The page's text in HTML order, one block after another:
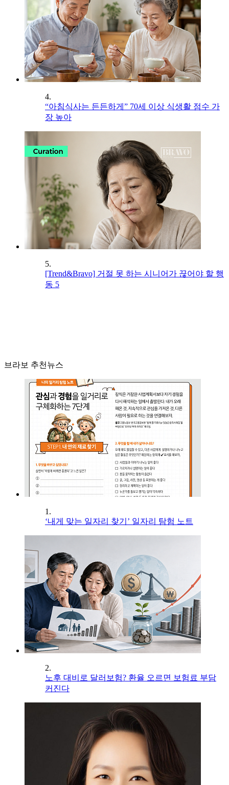
4.
“아침식사는 든든하게” 70세 이상 식생활 점수 가
장 높아
5.
[Trend&Bravo] 거절 못 하는 시니어가 끊어야 할 행
동 5
브라보 추천뉴스
1.
‘내게 맞는 일자리 찾기’ 일자리 탐험 노트
2.
노후 대비로 달러보험? 환율 오르면 보험료 부담
커진다